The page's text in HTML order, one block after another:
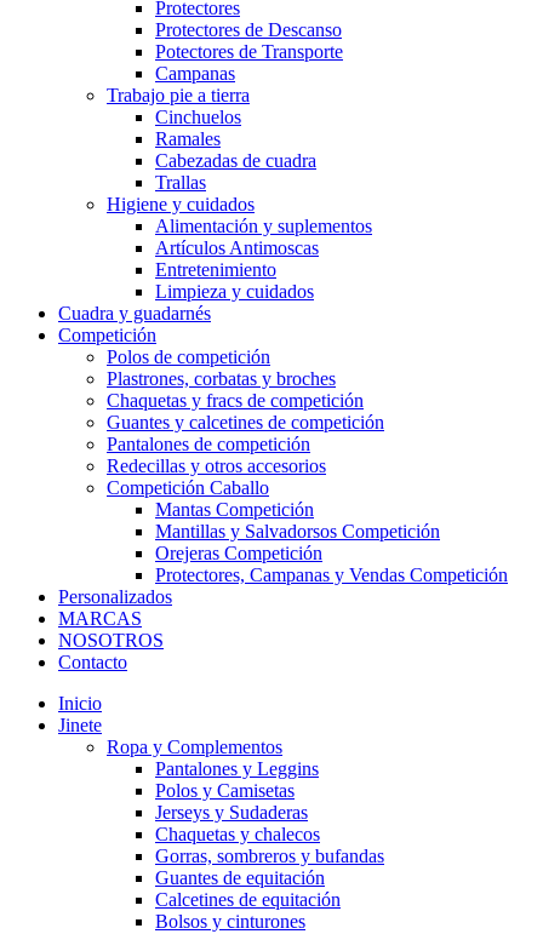
Protectores
Protectores de Descanso
Potectores de Transporte
Campanas
Trabajo pie a tierra
Cinchuelos
Ramales
Cabezadas de cuadra
Trallas
Higiene y cuidados
Alimentación y suplementos
Artículos Antimoscas
Entretenimiento
Limpieza y cuidados
Cuadra y guadarnés
Competición
Polos de competición
Plastrones, corbatas y broches
Chaquetas y fracs de competición
Guantes y calcetines de competición
Pantalones de competición
Redecillas y otros accesorios
Competición Caballo
Mantas Competición
Mantillas y Salvadorsos Competición
Orejeras Competición
Protectores, Campanas y Vendas Competición
Personalizados
MARCAS
NOSOTROS
Contacto
Inicio
Jinete
Ropa y Complementos
Pantalones y Leggins
Polos y Camisetas
Jerseys y Sudaderas
Chaquetas y chalecos
Gorras, sombreros y bufandas
Guantes de equitación
Calcetines de equitación
Bolsos y cinturones